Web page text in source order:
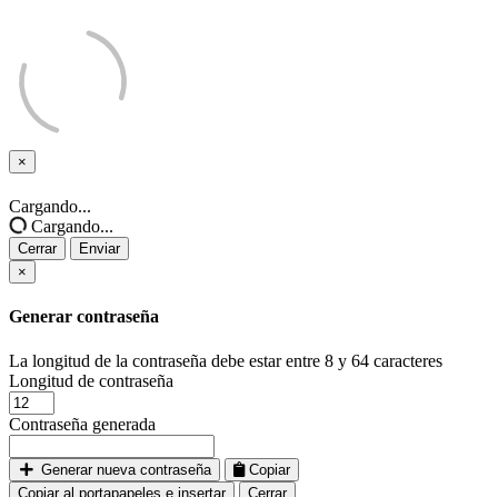
×
Cerrar
Cargando...
Cargando...
Cerrar
Enviar
×
Generar contraseña
La longitud de la contraseña debe estar entre 8 y 64 caracteres
Longitud de contraseña
Contraseña generada
Generar nueva contraseña
Copiar
Copiar al portapapeles e insertar
Cerrar